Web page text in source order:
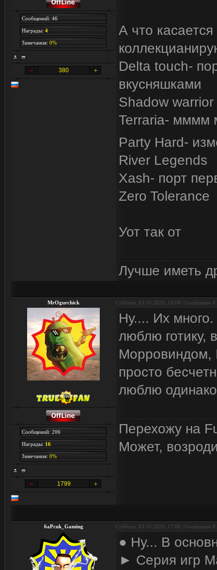
Сообщений: 46
Награды: 4
Замечания: 0%
380
А что
Delta touch-
вкусняшками
Shadow warrior
Terraria- мммм
Party Hard-
River Legends
Xash- порт
Zero Tolerance
Уот так от
Лучше иметь
MrOgurchick Суббота, 03.10.2020, 10:04 | Сообщение #
Сообщений: 206
Награды: 16
Замечания: 0%
1799
Ну.... Их
люблю готику,
Морровиндом,
просто
люблю
Перехожу на
Может,
6aPcuk_Gaming Суббота, 03.10.2020, 17:06 | Сообщение #
● Ну... В
► Серия игр